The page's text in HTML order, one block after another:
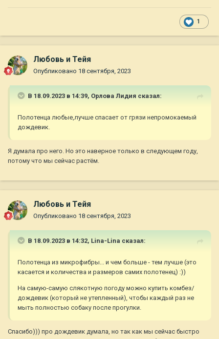
1
Любовь и Тейя
Опубликовано 18 сентября, 2023
В 18.09.2023 в 14:39, Орлова Лидия сказал:
Полотенца любые,лучше спасает от грязи непромокаемый
дождевик.
Я думала про него. Но это наверное только в следующем году,
потому что мы сейчас растём.
Любовь и Тейя
Опубликовано 18 сентября, 2023
В 18.09.2023 в 14:32, Lina-Lina сказал:
Полотенца из микрофибры... и чем больше - тем лучше (это
касается и количества и размеров самих полотенец) :))
На самую-самую слякотную погоду можно купить комбез/
дождевик (который не утепленный), чтобы каждый раз не
мыть полностью собаку после прогулки.
Спасибо))) про дождевик думала, но так как мы сейчас быстро